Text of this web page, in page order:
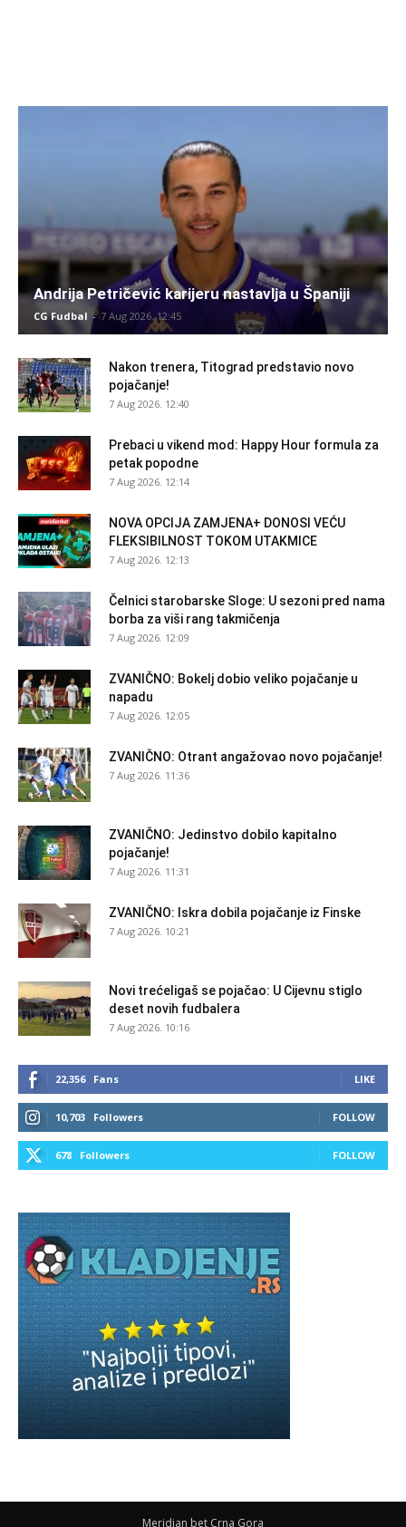
Andrija Petričević karijeru nastavlja u Španiji
CG Fudbal - 7 Aug 2026. 12:45
Nakon trenera, Titograd predstavio novo
pojačanje!
7 Aug 2026. 12:40
Prebaci u vikend mod: Happy Hour formula za
petak popodne
7 Aug 2026. 12:14
NOVA OPCIJA ZAMJENA+ DONOSI VEĆU
FLEKSIBILNOST TOKOM UTAKMICE
7 Aug 2026. 12:13
Čelnici starobarske Sloge: U sezoni pred nama
borba za viši rang takmičenja
7 Aug 2026. 12:09
ZVANIČNO: Bokelj dobio veliko pojačanje u
napadu
7 Aug 2026. 12:05
ZVANIČNO: Otrant angažovao novo pojačanje!
7 Aug 2026. 11:36
ZVANIČNO: Jedinstvo dobilo kapitalno
pojačanje!
7 Aug 2026. 11:31
ZVANIČNO: Iskra dobila pojačanje iz Finske
7 Aug 2026. 10:21
Novi trećeligaš se pojačao: U Cijevnu stiglo
deset novih fudbalera
7 Aug 2026. 10:16
22,356 Fans LIKE
10,703 Followers FOLLOW
678 Followers FOLLOW
Meridian bet Crna Gora